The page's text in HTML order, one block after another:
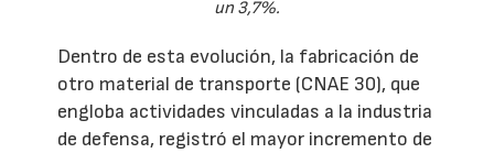
un 3,7%.
Dentro de esta evolución, la fabricación de
otro material de transporte (CNAE 30), que
engloba actividades vinculadas a la industria
de defensa, registró el mayor incremento de